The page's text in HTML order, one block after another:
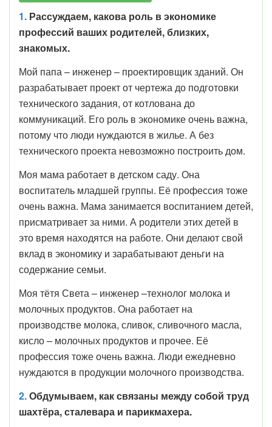
1. Рассуждаем, какова роль в экономике
профессий ваших родителей, близких,
знакомых.
Мой папа – инженер – проектировщик зданий. Он
разрабатывает проект от чертежа до подготовки
технического задания, от котлована до
коммуникаций. Его роль в экономике очень важна,
потому что люди нуждаются в жилье. А без
технического проекта невозможно построить дом.
Моя мама работает в детском саду. Она
воспитатель младшей группы. Её профессия тоже
очень важна. Мама занимается воспитанием детей,
присматривает за ними. А родители этих детей в
это время находятся на работе. Они делают свой
вклад в экономику и зарабатывают деньги на
содержание семьи.
Моя тётя Света – инженер –технолог молока и
молочных продуктов. Она работает на
производстве молока, сливок, сливочного масла,
кисло – молочных продуктов и прочее. Её
профессия тоже очень важна. Люди ежедневно
нуждаются в продукции молочного производства.
2.Обдумываем, как связаны между собой труд
шахтёра, сталевара и парикмахера.